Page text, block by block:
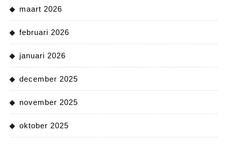
maart 2026
februari 2026
januari 2026
december 2025
november 2025
oktober 2025